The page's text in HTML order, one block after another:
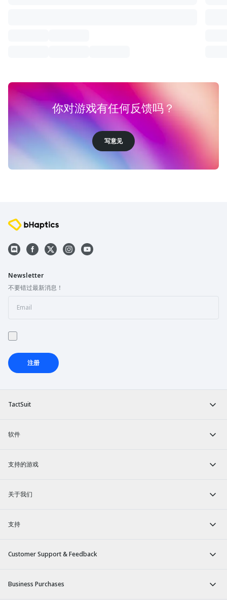
你对游戏有任何反馈吗？
写意见
TactSuit
软件
支持的游戏
关于我们
支持
Customer Support & Feedback
Business Purchases
Newsletter
不要错过最新消息！
注册